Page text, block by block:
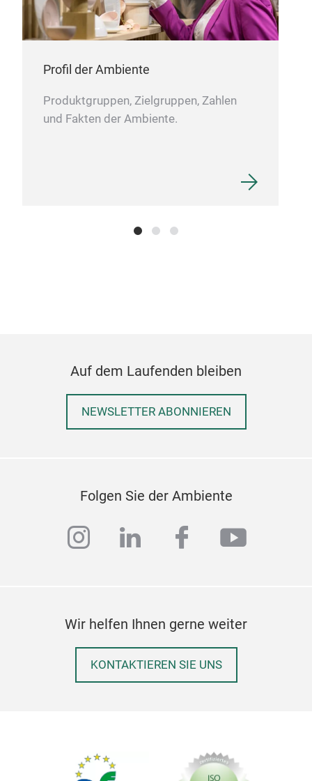
Profil der Ambiente
Produktgruppen, Zielgruppen, Zahlen
und Fakten der Ambiente.
Auf dem Laufenden bleiben
NEWSLETTER ABONNIEREN
Folgen Sie der Ambiente
instagram
linkedinfacebook
Wir helfen Ihnen gerne weiter
KONTAKTIEREN SIE UNS